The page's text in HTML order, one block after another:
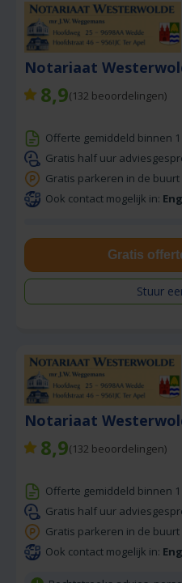
Notariaat
8,9(132 beoordelingen)
Offerte gemiddeld binnen
Gratis half uur
Gratis parkeren in de buurt
Ook contact mogelijk in:
Gratis
Stuur
Notariaat
8,9(132 beoordelingen)
Offerte gemiddeld binnen
Gratis half uur
Gratis parkeren in de buurt
Ook contact mogelijk in: